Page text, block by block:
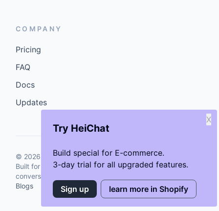
Try HeiChat
Build special for E-commerce.
3-day trial for all upgraded features.
X
Sign up learn more in Shopify
COMPANY
Pricing
FAQ
Docs
Updates
© 2026 GenCybers Inc. All rights reserved.
Built for storefronts that want faster answers and cleaner
conversions.
Blogs